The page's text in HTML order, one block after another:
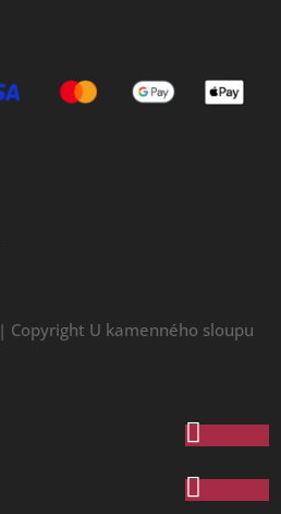
| Copyright U kamenného sloupu